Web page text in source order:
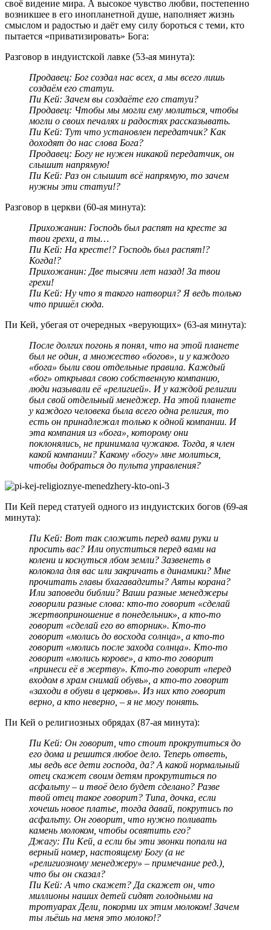
своё видение мира. А высокое чувство любви, постепенно
возникшее в его инопланетной душе, наполняет жизнь
смыслом и радостью и даёт ему силу бороться с теми, кто
пытается «приватизировать» Бога:
Разговор в индуистской лавке (53-ая минута):
Продавец: Бог создал нас всех, а мы всего лишь
создаём его статуи.
Пи Кей: Зачем вы создаёте его статуи?
Продавец: Чтобы мы могли ему молиться, чтобы
могли о своих печалях и радостях рассказывать.
Пи Кей: Тут что установлен передатчик? Как
доходят до нас слова Бога?
Продавец: Богу не нужен никакой передатчик, он
слышит напрямую!
Пи Кей: Раз он слышит всё напрямую, то зачем
нужны эти статуи!?
Разговор в церкви (60-ая минута):
Прихожанин: Господь был распят на кресте за
твои грехи, а ты…
Пи Кей: На кресте!? Господь был распят!?
Когда!?
Прихожанин: Две тысячи лет назад! За твои
грехи!
Пи Кей: Ну что я такого натворил? Я ведь только
что пришёл сюда.
Пи Кей, убегая от очередных «верующих» (63-ая минута):
После долгих погонь я понял, что на этой планете
был не один, а множество «богов», и у каждого
«бога» были свои отдельные правила. Каждый
«бог» открывал свою собственную компанию,
люди называли её «религией». И у каждой религии
был свой отдельный менеджер. На этой планете
у каждого человека была всего одна религия, то
есть он принадлежал только к одной компании. И
эта компания из «бога», которому они
поклонялись, не принимала чужаков. Тогда, я член
какой компании? Какому «богу» мне молиться,
чтобы добраться до пульта управления?
Пи Кей перед статуей одного из индуистских богов (69-ая
минута):
Пи Кей: Вот так сложить перед вами руки и
просить вас? Или опуститься перед вами на
колени и коснуться лбом земли? Зазвенеть в
колокола для вас или закричать в динамики? Мне
прочитать главы бхагавадгиты? Аяты корана?
Или заповеди библии? Ваши разные менеджеры
говорили разные слова: кто-то говорит «сделай
жертвоприношение в понедельник», а кто-то
говорит «сделай его во вторник». Кто-то
говорит «молись до восхода солнца», а кто-то
говорит «молись после захода солнца». Кто-то
говорит «молись корове», а кто-то говорит
«принеси её в жертву». Кто-то говорит «перед
входом в храм снимай обувь», а кто-то говорит
«заходи в обуви в церковь». Из них кто говорит
верно, а кто неверно, – я не могу понять.
Пи Кей о религиозных обрядах (87-ая минута):
Пи Кей: Он говорит, что стоит прокрутиться до
его дома и решится любое дело. Теперь ответь,
мы ведь все дети господа, да? А какой нормальный
отец скажет своим детям прокрутиться по
асфальту – и твоё дело будет сделано? Разве
твой отец такое говорит? Типа, дочка, если
хочешь новое платье, тогда давай, покрутись по
асфальту. Он говорит, что нужно поливать
камень молоком, чтобы освятить его?
Джагу: Пи Кей, а если бы эти звонки попали на
верный номер, настоящему Богу (а не
«религиозному менеджеру» – примечание ред.),
что бы он сказал?
Пи Кей: А что скажет? Да скажет он, что
миллионы наших детей сидят голодными на
тротуарах Дели, покорми их этим молоком! Зачем
ты льёшь на меня это молоко!?